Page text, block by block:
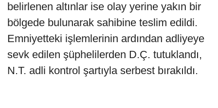
belirlenen altınlar ise olay yerine yakın bir
bölgede bulunarak sahibine teslim edildi.
Emniyetteki işlemlerinin ardından adliyeye
sevk edilen şüphelilerden D.Ç. tutuklandı,
N.T. adli kontrol şartıyla serbest bırakıldı.